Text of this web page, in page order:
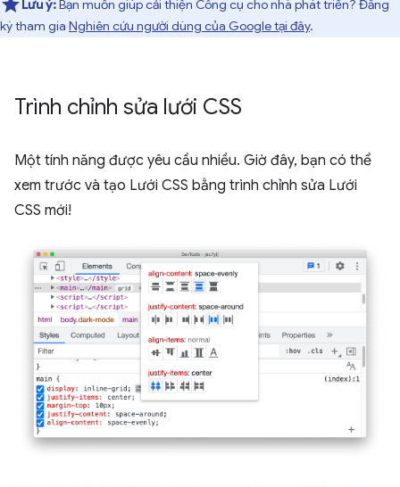
Lưu ý:Bạn muốn giúp cải thiện Công cụ cho nhà phát triển? Đăng
ký tham gia Nghiên cứu người dùng của Google tại đây.
Trình chỉnh sửa lưới CSS
Một tính năng được yêu cầu nhiều. Giờ đây, bạn có thể
xem trước và tạo Lưới CSS bằng trình chỉnh sửa Lưới
CSS mới!